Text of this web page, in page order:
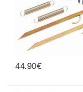
44.90€